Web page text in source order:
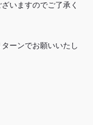
いますのでご了承く
ーンでお願いいたし